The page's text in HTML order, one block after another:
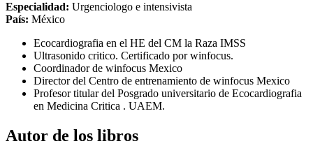
Especialidad: Urgenciologo e intensivista
País: México
Ecocardiografia en el HE del CM la Raza IMSS
Ultrasonido critico. Certificado por winfocus.
Coordinador de winfocus Mexico
Director del Centro de entrenamiento de winfocus Mexico
Profesor titular del Posgrado universitario de Ecocardiografia
en Medicina Critica . UAEM.
Autor de los libros